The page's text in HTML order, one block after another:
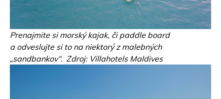
Prenajmite si morský kajak, či paddle board
a odveslujte si to na niektorý z malebných
„sandbankov“. Zdroj: Villahotels Maldives